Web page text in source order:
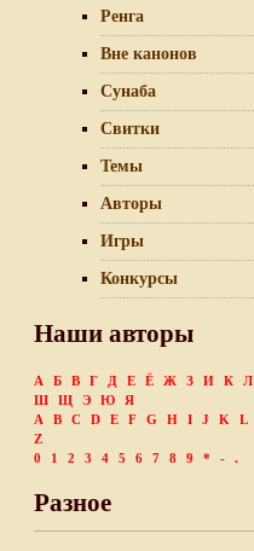
Ренга
Вне канонов
Сунаба
Свитки
Темы
Авторы
Игры
Конкурсы
Наши авторы
А Б В Г Д Е Ё Ж З И К Л
Ш
Щ Э Ю
Я
A
B C D E F G H I J K L
Z
0
1 2 3 4 5 6 7 8 9 * - .
Разное